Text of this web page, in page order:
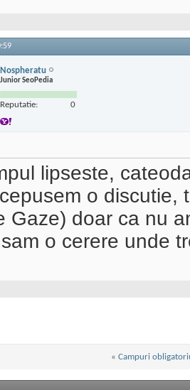
Nospheratu
Junior SeoPedia
Reputatie: 0
lipseste,
o discutie,
Gaze) doar ca nu
o cerere unde
« Campuri